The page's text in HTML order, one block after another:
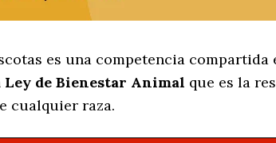
es una competencia
Ley de Bienestar Animal que es la
cualquier raza.